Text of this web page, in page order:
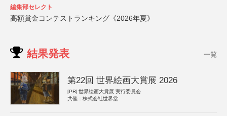
編集部セレクト
高額賞金コンテストランキング《2026年夏》
結果発表 一覧
第22回 世界絵画大賞展 2026
[PR] 世界絵画大賞展 実行委員会
共催：株式会社世界堂